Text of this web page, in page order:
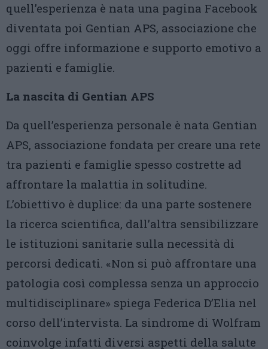
quell’esperienza è nata una pagina Facebook
diventata poi Gentian APS, associazione che
oggi offre informazione e supporto emotivo a
pazienti e famiglie.
La nascita di Gentian APS
Da quell’esperienza personale è nata Gentian
APS, associazione fondata per creare una rete
tra pazienti e famiglie spesso costrette ad
affrontare la malattia in solitudine.
L’obiettivo è duplice: da una parte sostenere
la ricerca scientifica, dall’altra sensibilizzare
le istituzioni sanitarie sulla necessità di
percorsi dedicati. «Non si può affrontare una
patologia così complessa senza un approccio
multidisciplinare» spiega Federica D’Elia nel
corso dell’intervista. La sindrome di Wolfram
coinvolge infatti diversi aspetti della salute